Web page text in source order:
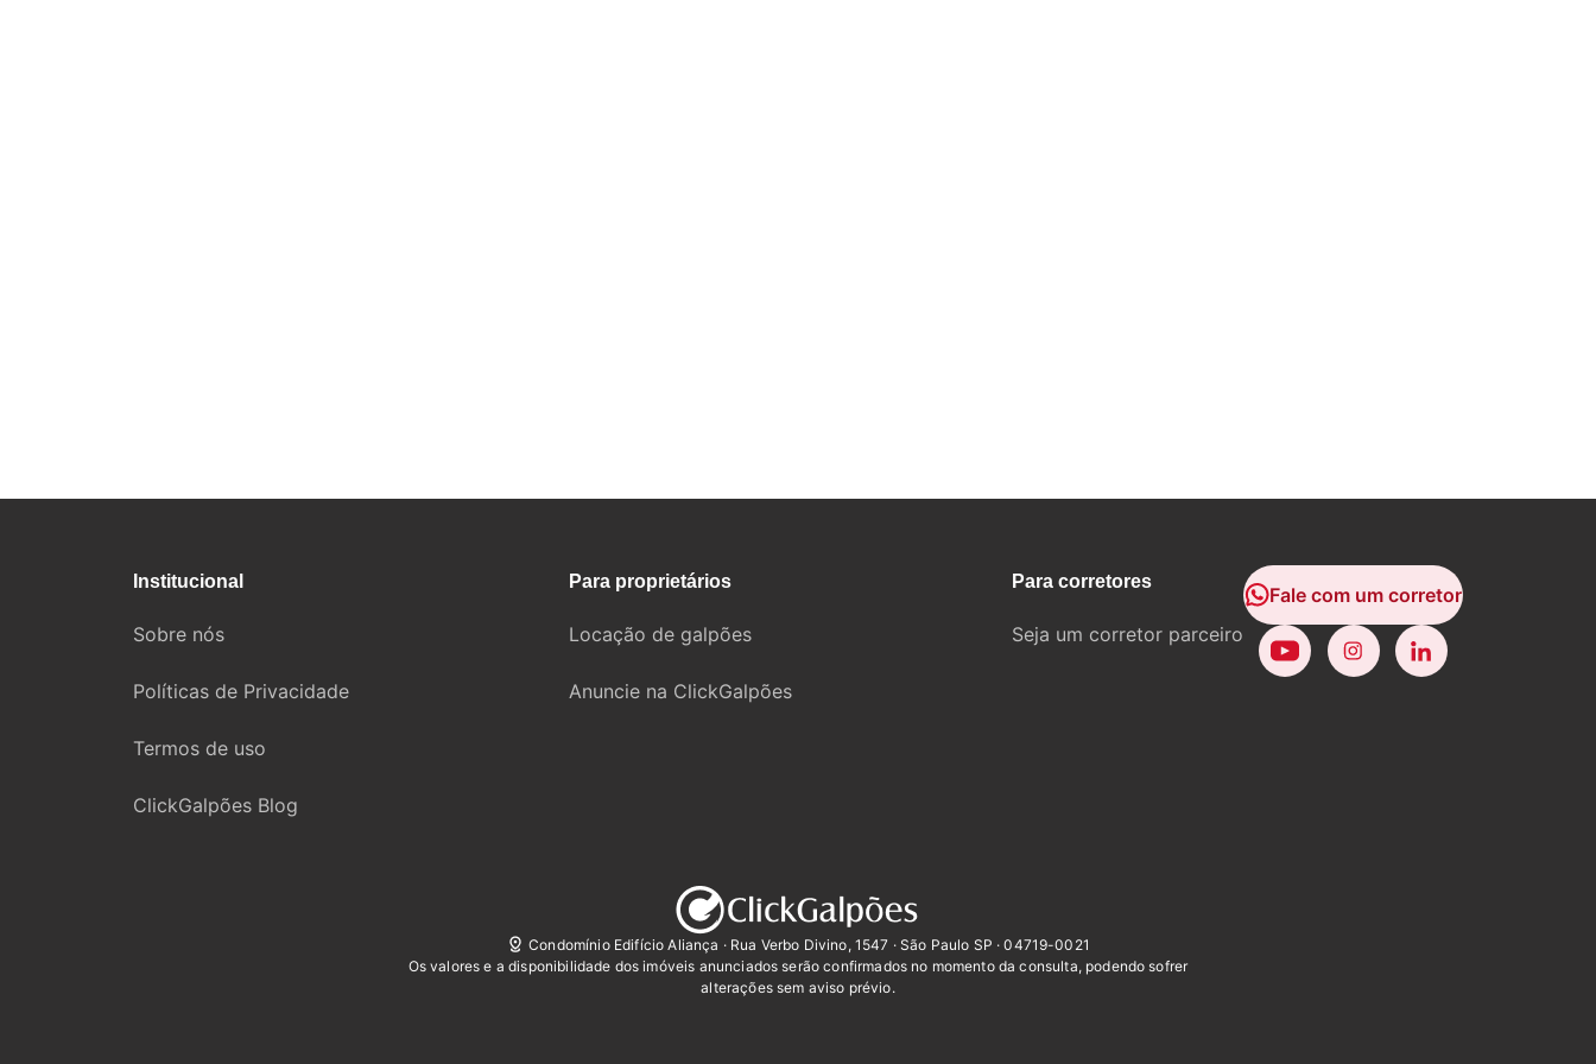
Institucional
Sobre nós
Políticas de Privacidade
Termos de uso
ClickGalpões Blog
Para proprietários
Locação de galpões
Anuncie na ClickGalpões
Para corretores
Seja um corretor parceiro
Fale com um corretor
Condomínio Edifício Aliança · Rua Verbo Divino, 1547 · São Paulo SP · 04719-0021
Os valores e a disponibilidade dos imóveis anunciados serão confirmados no momento da consulta, podendo sofrer
alterações sem aviso prévio.